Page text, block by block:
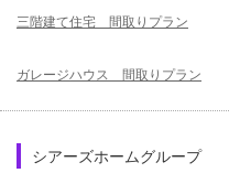
三階建て住宅 間取りプラン
ガレージハウス 間取りプラン
シアーズホームグループ